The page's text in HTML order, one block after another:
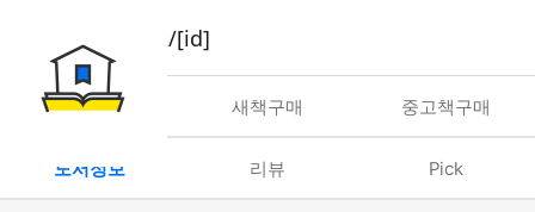
book/rent/[id]
대여 새책구매 중고책구매
도서정보 리뷰 Pick